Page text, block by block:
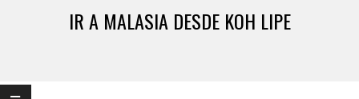
IR A MALASIA DESDE KOH LIPE